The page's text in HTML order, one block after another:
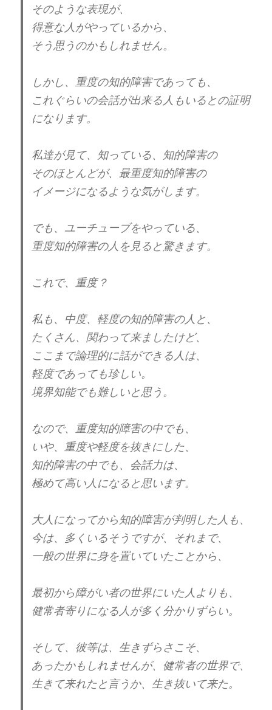
自己愛の人は、
自分だけは、特別で、
その他は、ゴミクズ扱い。
分かり過ぎるぐらい分かります。
人の弱さ、優しさに付け込む。
自己愛の人は、
問題が多いです。
でも、大概、その症状の
その症状になっています。
遡れば、武士の時代など。
長い家系連鎖の事もあるようです。
同じ家系、同じ親元で育っても、
この症状になる人とならない人がいます。
一つの理由のような気がしています。
身内関係で、この症状の人を
まともだと思っている人も、
何処かおかしかったりします。
【市川團十郎】家系図に隠された歌舞伎界
宗家の格の秘密とは？ | 歌舞伎の達人
https://t.co/n7BwpLRNKI
— 毛🦀@思考の治療院
(@3b48For6hcCrT4J)March 30, 2024
この世代連鎖、このリレーを
繰り返さない為の世の中の
ルール作りも必要だと思います。
そのような表現が、
得意な人がやっているから、
そう思うのかもしれません。
しかし、重度の知的障害であっても、
これぐらいの会話が出来る人もいるとの証明
になります。
私達が見て、知っている、知的障害の
そのほとんどが、最重度知的障害の
イメージになるような気がします。
でも、ユーチューブをやっている、
重度知的障害の人を見ると驚きます。
これで、重度？
私も、中度、軽度の知的障害の人と、
たくさん、関わって来ましたけど、
ここまで論理的に話ができる人は、
軽度であっても珍しい。
境界知能でも難しいと思う。
なので、重度知的障害の中でも、
いや、重度や軽度を抜きにした、
知的障害の中でも、会話力は、
極めて高い人になると思います。
大人になってから知的障害が判明した人も、
今は、多くいるそうですが、それまで、
一般の世界に身を置いていたことから、
最初から障がい者の世界にいた人よりも、
健常者寄りになる人が多く分かりずらい。
そして、彼等は、生きずらさこそ、
あったかもしれませんが、健常者の世界で、
生きて来れたと言うか、生き抜いて来た。